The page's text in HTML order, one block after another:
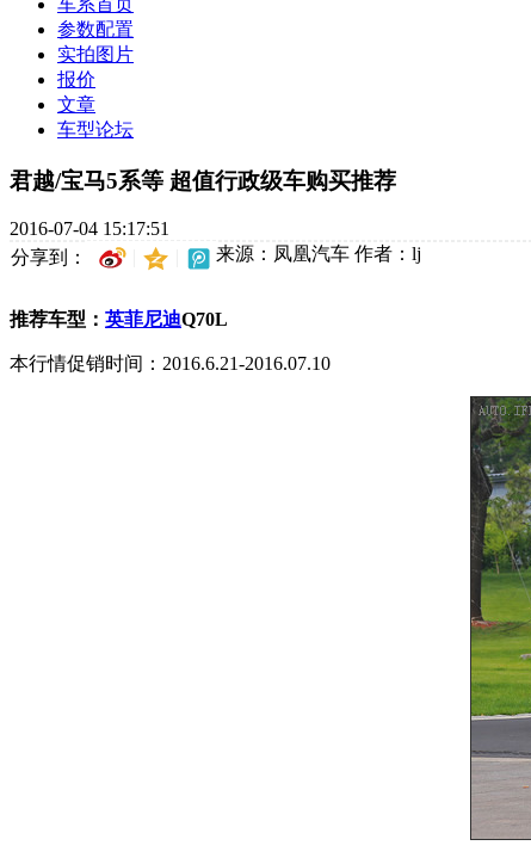
参数配置
实拍图片
报价
文章
车型论坛
君越/宝马5系等 超值行政级车购买推荐
2016-07-04 15:17:51
分享到：
来源：凤凰汽车 作者：lj
推荐车型： 英菲尼迪Q70L
本行情促销时间：2016.6.21-2016.07.10